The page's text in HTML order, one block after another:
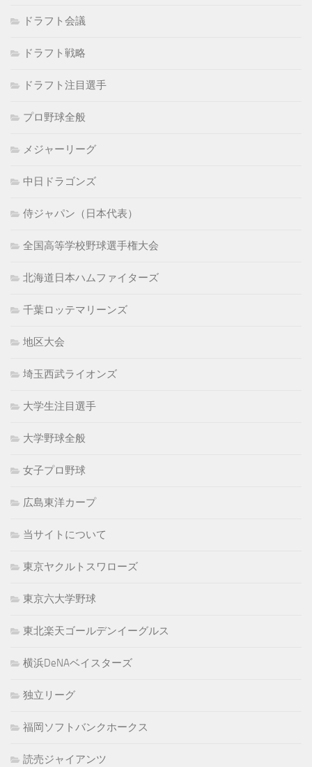
ドラフト会議
ドラフト戦略
ドラフト注目選手
プロ野球全般
メジャーリーグ
中日ドラゴンズ
侍ジャパン（日本代表）
全国高等学校野球選手権大会
北海道日本ハムファイターズ
千葉ロッテマリーンズ
地区大会
埼玉西武ライオンズ
大学生注目選手
大学野球全般
女子プロ野球
広島東洋カープ
当サイトについて
東京ヤクルトスワローズ
東京六大学野球
東北楽天ゴールデンイーグルス
横浜DeNAベイスターズ
独立リーグ
福岡ソフトバンクホークス
読売ジャイアンツ